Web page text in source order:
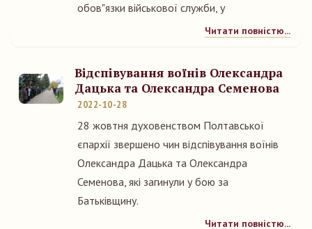
обов"язки військової служби, у
Читати повністю...
Відспівування воїнів Олександра
Дацька та Олександра Семенова
2022-10-28
28 жовтня духовенством Полтавської
єпархії звершено чин відспівування воїнів
Олександра Дацька та Олександра
Семенова, які загинули у бою за
Батьківщину.
Читати повністю...